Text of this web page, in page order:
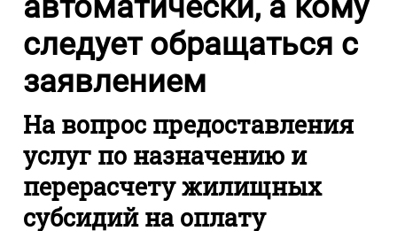
следует обращаться с
заявлением
На вопрос предоставления
услуг по назначению и
перерасчету жилищных
субсидий на оплату